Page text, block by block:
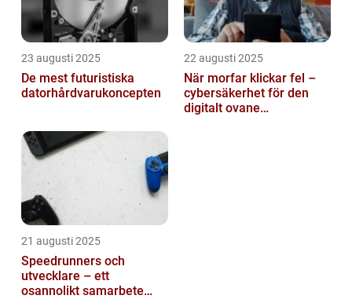
23 augusti 2025
De mest futuristiska
datorhårdvarukoncepten
22 augusti 2025
När morfar klickar fel –
cybersäkerhet för den
digitalt ovane
21 augusti 2025
Speedrunners och
utvecklare – ett
osannolikt samarbete